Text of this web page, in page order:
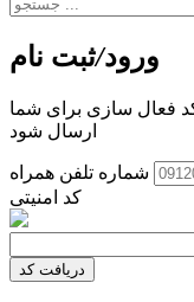
ورود/ثبت نام
کد فعال سازی برای شما
ارسال شود
کد امنیتی
دریافت کد